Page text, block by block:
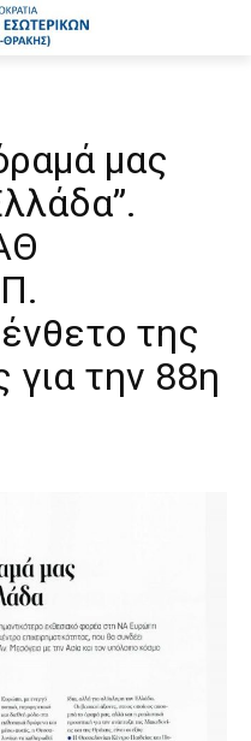
μας
της
για την 88η